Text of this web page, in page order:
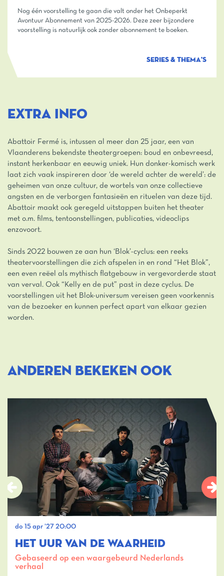
Nog één voorstelling te gaan die valt onder het Onbeperkt
Avontuur Abonnement van 2025-2026. Deze zeer bijzondere
voorstelling is natuurlijk ook zonder abonnement te boeken.
SERIES & THEMA'S
EXTRA INFO
Abattoir Fermé is, intussen al meer dan 25 jaar, een van
Vlaanderens bekendste theatergroepen: boud en onbevreesd,
instant herkenbaar en eeuwig uniek. Hun donker-komisch werk
laat zich vaak inspireren door ‘de wereld achter de wereld’: de
geheimen van onze cultuur, de wortels van onze collectieve
angsten en de verborgen fantasieën en rituelen van deze tijd.
Abattoir maakt ook geregeld uitstappen buiten het theater
met o.m. films, tentoonstellingen, publicaties, videoclips
enzovoort.
Sinds 2022 bouwen ze aan hun ‘Blok’-cyclus: een reeks
theatervoorstellingen die zich afspelen in en rond “Het Blok”,
een even reëel als mythisch flatgebouw in vergevorderde staat
van verval. Ook “Kelly en de put” past in deze cyclus. De
voorstellingen uit het Blok-universum vereisen geen voorkennis
van de bezoeker en kunnen perfect apart van elkaar gezien
worden.
ANDEREN BEKEKEN OOK
HET UUR VAN DE WAARHEID
Gebaseerd op een waargebeurd Nederlands
verhaal
do 15 apr ’27 20:00